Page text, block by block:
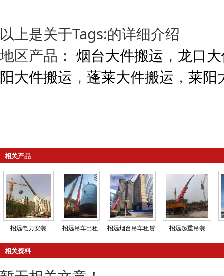
以上是关于Tags:的详细介绍
地区产品： 烟台大件搬运 ， 龙口
阳大件搬运 ， 蓬莱大件搬运 ， 莱阳
相关产品
招远电力安装 招远吊车出租 招远烟台吊车租赁 招远起重吊装
相关资料